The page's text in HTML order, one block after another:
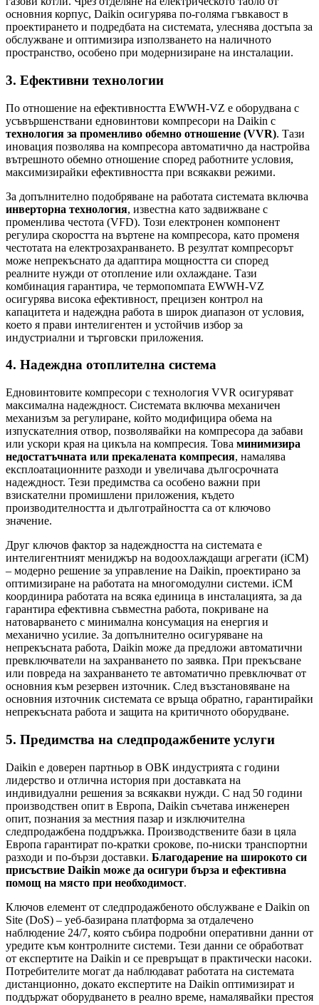
основния корпус, Daikin осигурява по-голяма гъвкавост в
проектирането и подредбата на системата, улеснява достъпа за
обслужване и оптимизира използването на наличното
пространство, особено при модернизиране на инсталации.
3. Ефективни технологии
По отношение на ефективността EWWH-VZ е оборудвана с
усъвършенствани едновинтови компресори на Daikin с
технология за променливо обемно отношение (VVR). Тази
иновация позволява на компресора автоматично да настройва
вътрешното обемно отношение според работните условия,
максимизирайки ефективността при всякакви режими.
За допълнително подобряване на работата системата включва
инверторна технология, известна като задвижване с
променлива честота (VFD). Този електронен компонент
регулира скоростта на въртене на компресора, като променя
честотата на електрозахранването. В резултат компресорът
може непрекъснато да адаптира мощността си според
реалните нужди от отопление или охлаждане. Тази
комбинация гарантира, че термопомпата EWWH-VZ
осигурява висока ефективност, прецизен контрол на
капацитета и надеждна работа в широк диапазон от условия,
което я прави интелигентен и устойчив избор за
индустриални и търговски приложения.
4. Надеждна отоплителна система
Едновинтовите компресори с технология VVR осигуряват
максимална надеждност. Системата включва механичен
механизъм за регулиране, който модифицира обема на
изпускателния отвор, позволявайки на компресора да забави
или ускори края на цикъла на компресия. Това минимизира
недостатъчната или прекалената компресия, намалява
експлоатационните разходи и увеличава дългосрочната
надеждност. Тези предимства са особено важни при
взискателни промишлени приложения, където
производителността и дълготрайността са от ключово
значение.
Друг ключов фактор за надеждността на системата е
интелигентният мениджър на водоохлаждащи агрегати (iCM)
– модерно решение за управление на Daikin, проектирано за
оптимизиране на работата на многомодулни системи. iCM
координира работата на всяка единица в инсталацията, за да
гарантира ефективна съвместна работа, покриване на
натоварването с минимална консумация на енергия и
механично усилие. За допълнително осигуряване на
непрекъсната работа, Daikin може да предложи автоматични
превключватели на захранването по заявка. При прекъсване
или повреда на захранването те автоматично превключват от
основния към резервен източник. След възстановяване на
основния източник системата се връща обратно, гарантирайки
непрекъсната работа и защита на критичното оборудване.
5. Предимства на следпродажбените услуги
Daikin е доверен партньор в ОВК индустрията с години
лидерство и отлична история при доставката на
индивидуални решения за всякакви нужди. С над 50 години
производствен опит в Европа, Daikin съчетава инженерен
опит, познания за местния пазар и изключителна
следпродажбена поддръжка. Производствените бази в цяла
Европа гарантират по-кратки срокове, по-ниски транспортни
разходи и по-бързи доставки. Благодарение на широкото си
присъствие Daikin може да осигури бърза и ефективна
помощ на място при необходимост.
Ключов елемент от следпродажбеното обслужване е Daikin on
Site (DoS) – уеб-базирана платформа за отдалечено
наблюдение 24/7, която събира подробни оперативни данни от
уредите към контролните системи. Тези данни се обработват
от експертите на Daikin и се превръщат в практически насоки.
Потребителите могат да наблюдават работата на системата
дистанционно, докато експертите на Daikin оптимизират и
поддържат оборудването в реално време, намалявайки престоя